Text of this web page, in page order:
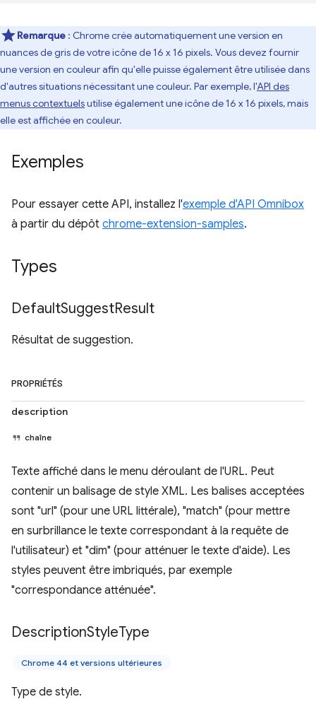
Remarque : Chrome crée automatiquement une version en
nuances de gris de votre icône de 16 x 16 pixels. Vous devez fournir
une version en couleur afin qu'elle puisse également être utilisée dans
d'autres situations nécessitant une couleur. Par exemple, l'API des
menus contextuelsutilise également une icône de 16 x 16 pixels, mais
elle est affichée en couleur.
Exemples
Pour essayer cette API, installez l'exemple d'API Omnibox
à partir du dépôt chrome-extension-samples.
Types
DefaultSuggestResult
Résultat de suggestion.
PROPRIÉTÉS
description
chaîne
Texte affiché dans le menu déroulant de l'URL. Peut
contenir un balisage de style XML. Les balises acceptées
sont "url" (pour une URL littérale), "match" (pour mettre
en surbrillance le texte correspondant à la requête de
l'utilisateur) et "dim" (pour atténuer le texte d'aide). Les
styles peuvent être imbriqués, par exemple
"correspondance atténuée".
DescriptionStyleType
Chrome 44 et versions ultérieures
Type de style.